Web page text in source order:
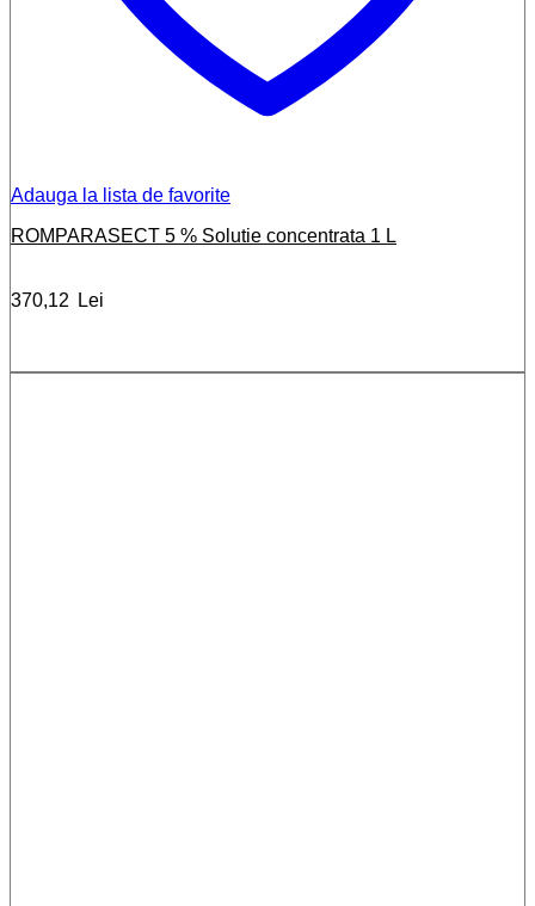
Adauga la lista de favorite
ROMPARASECT 5 % Solutie concentrata 1 L
370,12 Lei